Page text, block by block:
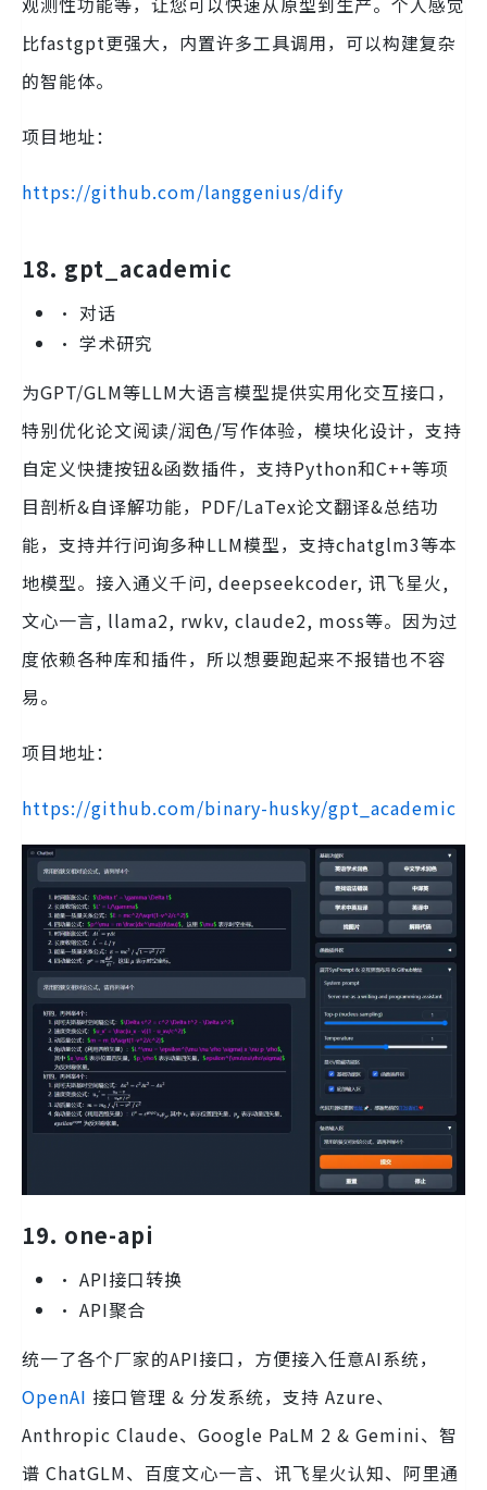
比fastgpt更强大，内置许多工具调用，可以构建复杂
的智能体。
项目地址：
https://github.com/langgenius/dify
18. gpt_academic
• 对话
• 学术研究
为GPT/GLM等LLM大语言模型提供实用化交互接口，
特别优化论文阅读/润色/写作体验，模块化设计，支持
自定义快捷按钮&函数插件，支持Python和C++等项
目剖析&自译解功能，PDF/LaTex论文翻译&总结功
能，支持并行问询多种LLM模型，支持chatglm3等本
地模型。接入通义千问, deepseekcoder, 讯飞星火,
文心一言, llama2, rwkv, claude2, moss等。因为过
度依赖各种库和插件，所以想要跑起来不报错也不容
易。
项目地址：
https://github.com/binary-husky/gpt_academic
19. one-api
• API接口转换
• API聚合
统一了各个厂家的API接口，方便接入任意AI系统，
OpenAI 接口管理 & 分发系统，支持 Azure、
Anthropic Claude、Google PaLM 2 & Gemini、智
谱 ChatGLM、百度文心一言、讯飞星火认知、阿里通